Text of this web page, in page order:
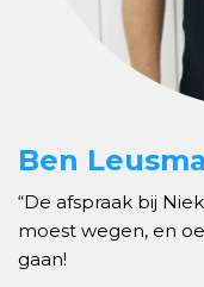
Ben
“De afspraak bij
moest wegen, en
gaan!